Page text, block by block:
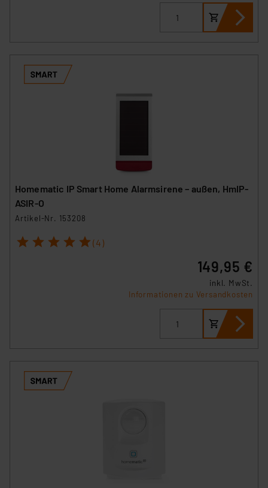
Homematic IP Smart Home Alarmsirene – außen, HmIP-
ASIR-O
Artikel-Nr. 153208
1 2 3 4 5 (4)
149,95 €
inkl. MwSt.
Informationen zu Versandkosten